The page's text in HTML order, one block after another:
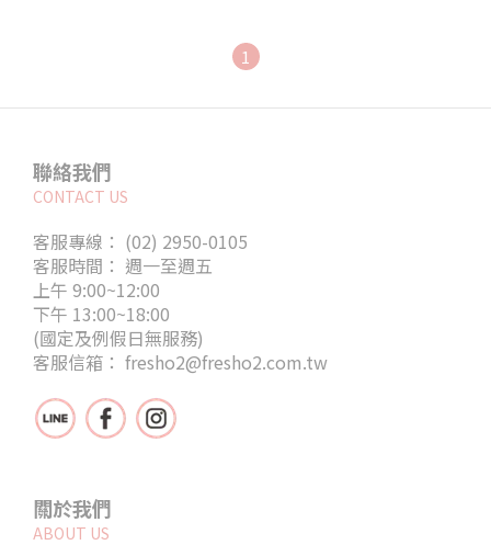
1
聯絡我們
CONTACT US
客服專線： (02) 2950-0105
客服時間： 週一至週五
上午 9:00~12:00
下午 13:00~18:00
(國定及例假日無服務)
客服信箱： fresho2@fresho2.com.tw
關於我們
ABOUT US